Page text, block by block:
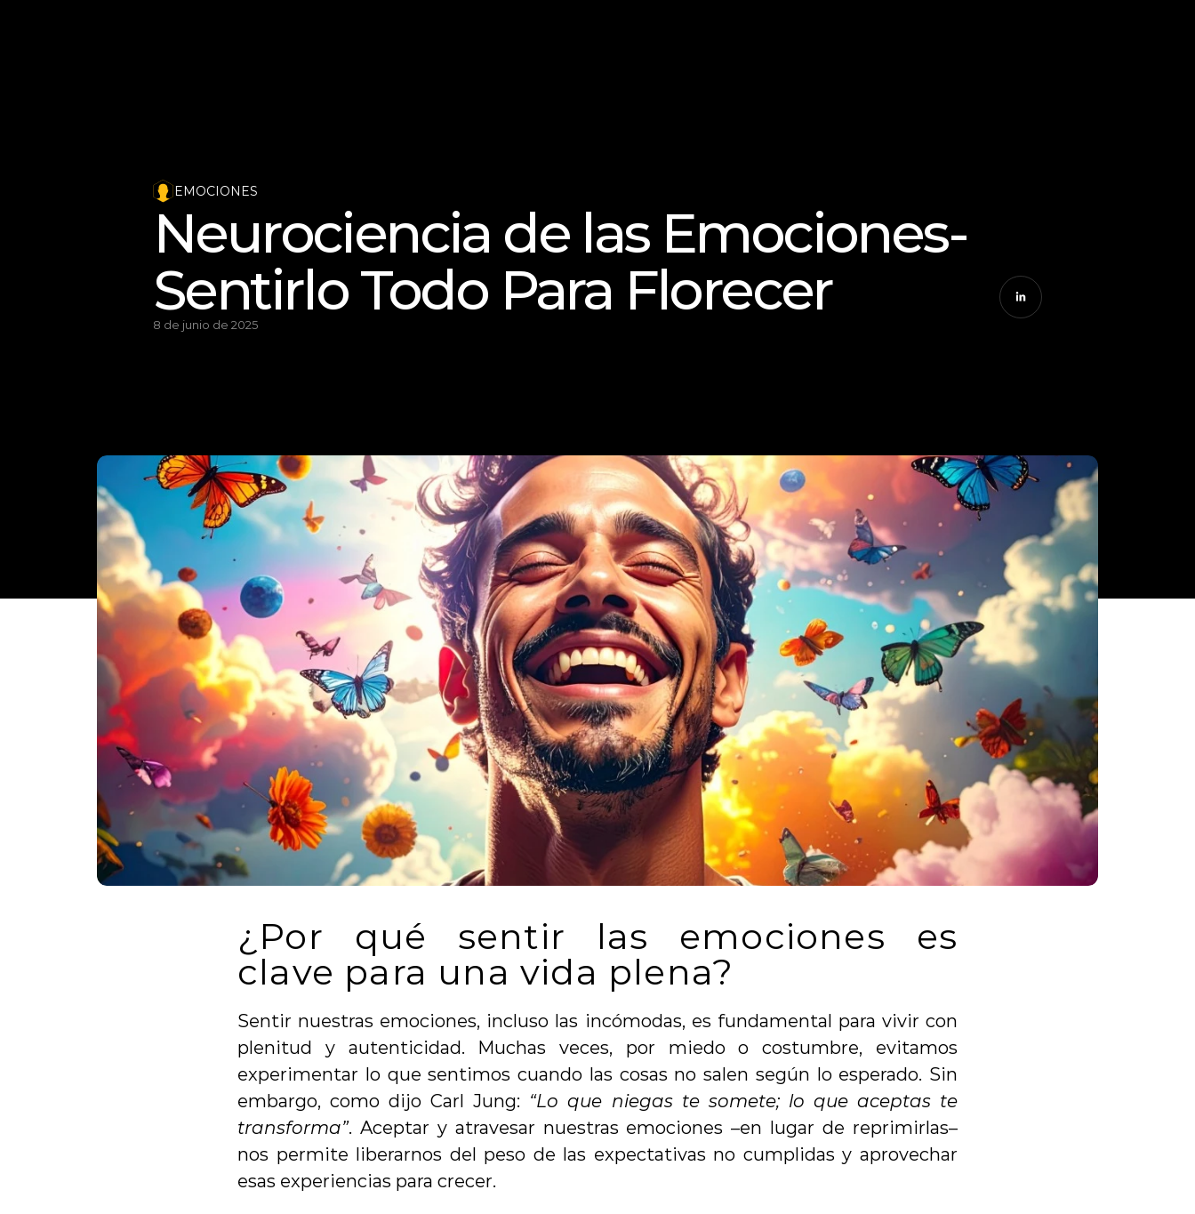
EMOCIONES
Neurociencia de las Emociones-
Sentirlo Todo Para Florecer
8 de junio de 2025
¿Por qué sentir las emociones es
clave para una vida plena?
Sentir nuestras emociones, incluso las incómodas, es fundamental para vivir con
plenitud y autenticidad. Muchas veces, por miedo o costumbre, evitamos
experimentar lo que sentimos cuando las cosas no salen según lo esperado. Sin
embargo, como dijo Carl Jung: “Lo que niegas te somete; lo que aceptas te
transforma”. Aceptar y atravesar nuestras emociones –en lugar de reprimirlas–
nos permite liberarnos del peso de las expectativas no cumplidas y aprovechar
esas experiencias para crecer.